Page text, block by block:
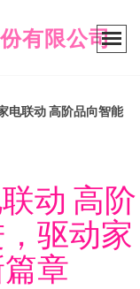
有限公司
电联动 高阶品向智能
动 高阶
驱动家
章